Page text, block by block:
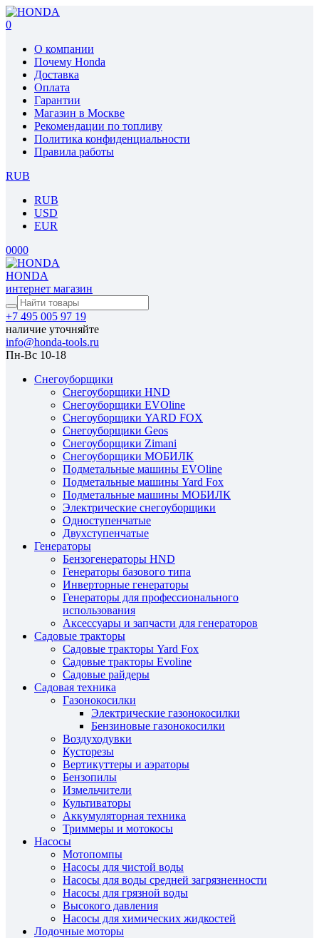
0
О компании
Почему Honda
Доставка
Оплата
Гарантии
Магазин в Москве
Рекомендации по топливу
Политика конфиденциальности
Правила работы
RUB
RUB
USD
EUR
0000
HONDA
интернет магазин
+7 495 005 97 19
наличие уточняйте
info@honda-tools.ru
Пн-Вс 10-18
Снегоуборщики
Снегоуборщики HND
Снегоуборщики EVOline
Снегоуборщики YARD FOX
Снегоуборщики Geos
Снегоуборщики Zimani
Снегоуборщики МОБИЛК
Подметальные машины EVOline
Подметальные машины Yard Fox
Подметальные машины МОБИЛК
Электрические снегоуборщики
Одноступенчатые
Двухступенчатые
Генераторы
Бензогенераторы HND
Генераторы базового типа
Инверторные генераторы
Генераторы для профессионального
использования
Аксессуары и запчасти для генераторов
Садовые тракторы
Садовые тракторы Yard Fox
Садовые тракторы Evoline
Садовые райдеры
Садовая техника
Газонокосилки
Электрические газонокосилки
Бензиновые газонокосилки
Воздуходувки
Кусторезы
Вертикуттеры и аэраторы
Бензопилы
Измельчители
Культиваторы
Аккумуляторная техника
Триммеры и мотокосы
Насосы
Мотопомпы
Насосы для чистой воды
Насосы для воды средней загрязненности
Насосы для грязной воды
Высокого давления
Насосы для химических жидкостей
Лодочные моторы